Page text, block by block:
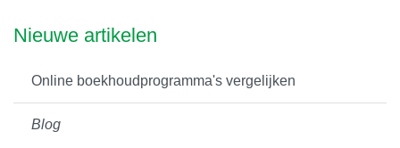
Nieuwe artikelen
Online boekhoudprogramma's vergelijken
Blog